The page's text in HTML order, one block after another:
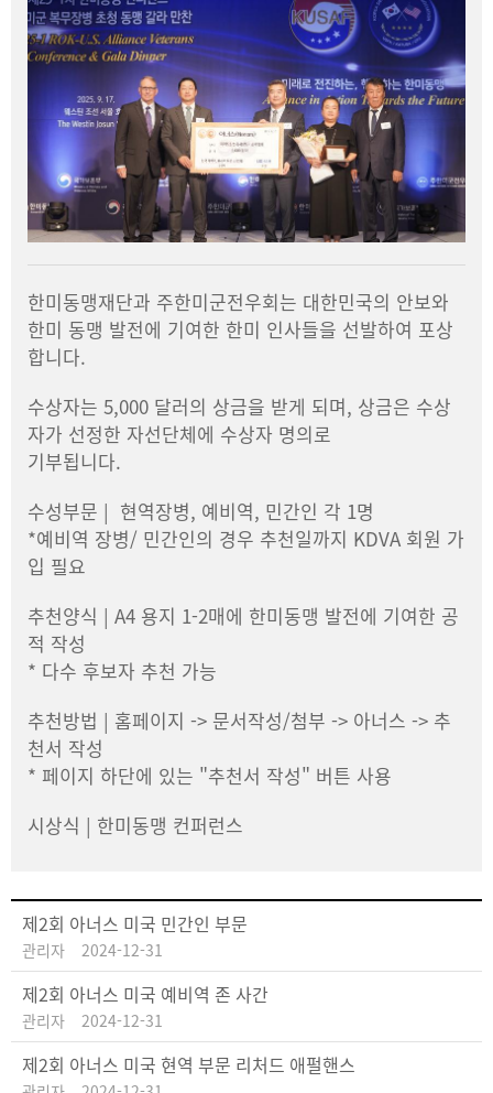
한미동맹재단과 주한미군전우회는 대한민국의 안보와
한미 동맹 발전에 기여한 한미 인사들을 선발하여 포상
합니다.
수상자는 5,000 달러의 상금을 받게 되며, 상금은 수상
자가 선정한 자선단체에 수상자 명의로
기부됩니다.
수성부문 | 현역장병, 예비역, 민간인 각 1명
*예비역 장병/ 민간인의 경우 추천일까지 KDVA 회원 가
입 필요
추천양식 | A4 용지 1-2매에 한미동맹 발전에 기여한 공
적 작성
* 다수 후보자 추천 가능
추천방법 | 홈페이지 -> 문서작성/첨부 -> 아너스 -> 추
천서 작성
* 페이지 하단에 있는 "추천서 작성" 버튼 사용
시상식 | 한미동맹 컨퍼런스
제2회 아너스 미국 민간인 부문
관리자 2024-12-31
제2회 아너스 미국 예비역 존 사간
관리자 2024-12-31
제2회 아너스 미국 현역 부문 리처드 애펄핸스